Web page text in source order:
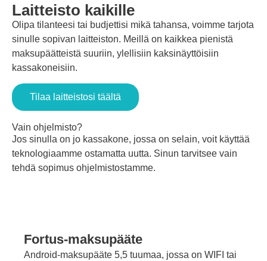
Laitteisto kaikille
Olipa tilanteesi tai budjettisi mikä tahansa, voimme tarjota
sinulle sopivan laitteiston. Meillä on kaikkea pienistä
maksupäätteistä suuriin, ylellisiin kaksinäyttöisiin
kassakoneisiin.
Tilaa laitteistosi täältä
Vain ohjelmisto?
Jos sinulla on jo kassakone, jossa on selain, voit käyttää
teknologiaamme ostamatta uutta. Sinun tarvitsee vain
tehdä sopimus ohjelmistostamme.
Fortus-maksupääte
Android-maksupääte 5,5 tuumaa, jossa on WIFI tai